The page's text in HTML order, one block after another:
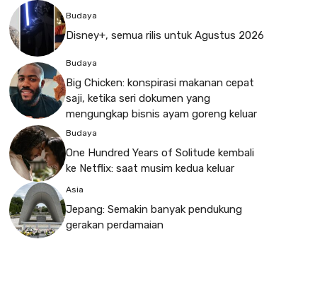
Budaya
Disney+, semua rilis untuk Agustus 2026
Budaya
Big Chicken: konspirasi makanan cepat
saji, ketika seri dokumen yang
mengungkap bisnis ayam goreng keluar
Budaya
One Hundred Years of Solitude kembali
ke Netflix: saat musim kedua keluar
Asia
Jepang: Semakin banyak pendukung
gerakan perdamaian